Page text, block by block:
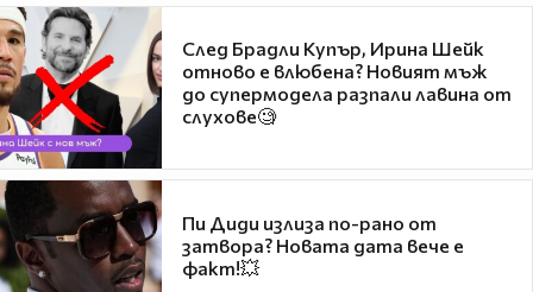
След Брадли Купър, Ирина Шейк
отново е влюбена? Новият мъж
до супермодела разпали лавина от
слухове🧐
Пи Диди излиза по-рано от
затвора? Новата дата вече е
факт!💥